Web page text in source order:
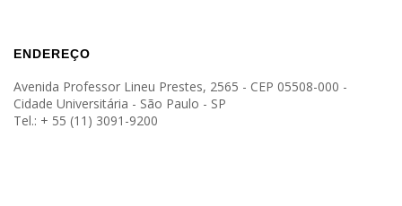
ENDEREÇO
Avenida Professor Lineu Prestes, 2565 - CEP 05508-000 -
Cidade Universitária - São Paulo - SP
Tel.: + 55 (11) 3091-9200